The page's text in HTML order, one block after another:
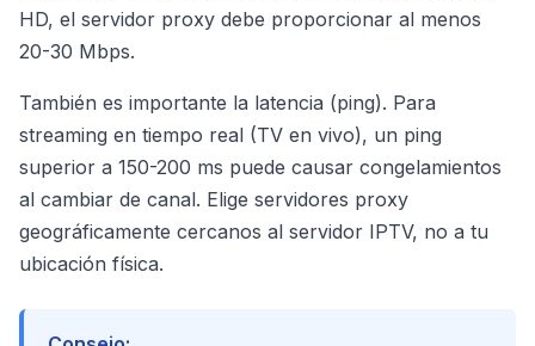
HD, el servidor proxy debe proporcionar al menos
20-30 Mbps.
También es importante la latencia (ping). Para
streaming en tiempo real (TV en vivo), un ping
superior a 150-200 ms puede causar congelamientos
al cambiar de canal. Elige servidores proxy
geográficamente cercanos al servidor IPTV, no a tu
ubicación física.